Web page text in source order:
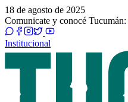
18 de agosto de 2025
Comunicate y conocé Tucumán:
Institucional